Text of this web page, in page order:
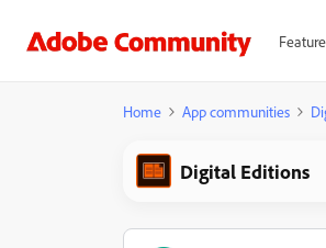
Home App communities
Digital Editions